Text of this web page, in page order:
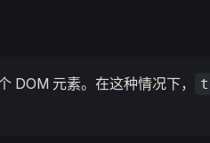
DOM 元素。在这种情况下，